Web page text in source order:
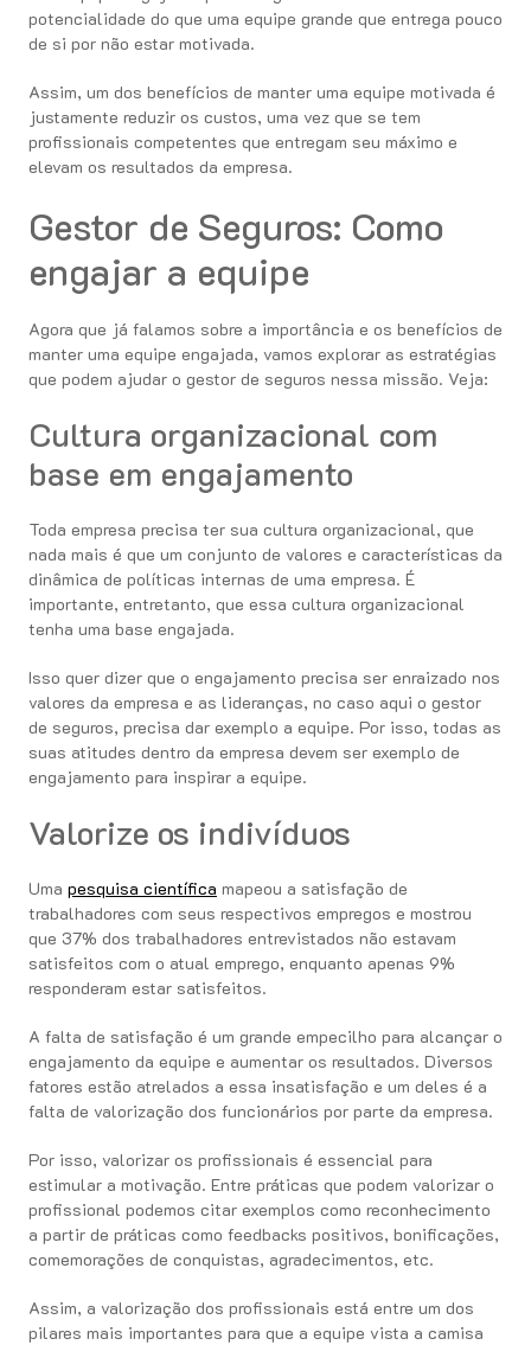
potencialidade do que uma equipe grande que entrega pouco
de si por não estar motivada.
Assim, um dos benefícios de manter uma equipe motivada é
justamente reduzir os custos, uma vez que se tem
profissionais competentes que entregam seu máximo e
elevam os resultados da empresa.
Gestor de Seguros: Como
engajar a equipe
Agora que já falamos sobre a importância e os benefícios de
manter uma equipe engajada, vamos explorar as estratégias
que podem ajudar o gestor de seguros nessa missão. Veja:
Cultura organizacional com
base em engajamento
Toda empresa precisa ter sua cultura organizacional, que
nada mais é que um conjunto de valores e características da
dinâmica de políticas internas de uma empresa. É
importante, entretanto, que essa cultura organizacional
tenha uma base engajada.
Isso quer dizer que o engajamento precisa ser enraizado nos
valores da empresa e as lideranças, no caso aqui o gestor
de seguros, precisa dar exemplo a equipe. Por isso, todas as
suas atitudes dentro da empresa devem ser exemplo de
engajamento para inspirar a equipe.
Valorize os indivíduos
Uma pesquisa científica mapeou a satisfação de
trabalhadores com seus respectivos empregos e mostrou
que 37% dos trabalhadores entrevistados não estavam
satisfeitos com o atual emprego, enquanto apenas 9%
responderam estar satisfeitos.
A falta de satisfação é um grande empecilho para alcançar o
engajamento da equipe e aumentar os resultados. Diversos
fatores estão atrelados a essa insatisfação e um deles é a
falta de valorização dos funcionários por parte da empresa.
Por isso, valorizar os profissionais é essencial para
estimular a motivação. Entre práticas que podem valorizar o
profissional podemos citar exemplos como reconhecimento
a partir de práticas como feedbacks positivos, bonificações,
comemorações de conquistas, agradecimentos, etc.
Assim, a valorização dos profissionais está entre um dos
pilares mais importantes para que a equipe vista a camisa